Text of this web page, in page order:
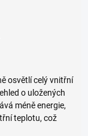
osvětlí celý vnitřní
o uložených
méně energie,
teplotu, což